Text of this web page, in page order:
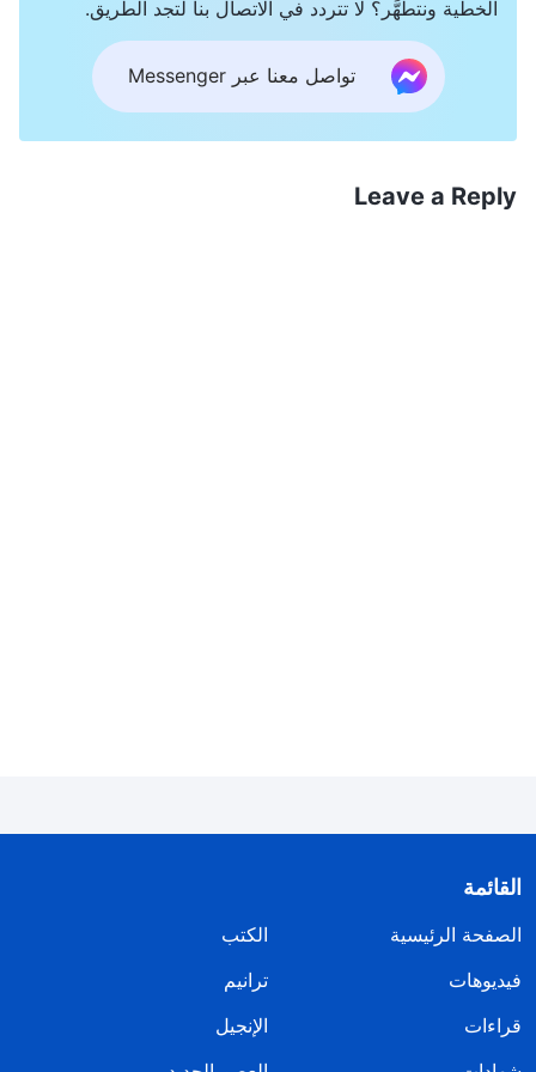
تتحدث عن ذلك علنًا، بل دلِّلْ على حبّك لله من خلال
الممارسة الفعلية، وصلِّ له بقلب صادق. إن الذين
يستخدمون فقط الكلام للتعامل مع الله هم جميعهم
مراؤون! يتحدّث البعض، في كل صلاة، عن أنهم مدينون
الروح القدس. إن هؤلاء الناس تسيطر عليهم الطقوس
هذا الشخص أو ذاك، وتقوده إلى الخلاص، ولكنك في
النهاية لا تزال تعيش بحسب القواعد والعقائد، فلا يمكنك
إذًا أن تمجّد الله. إن هذا النوع من الناس متديّن ومرائي
أيضًا.
الخطية ونتطهَّر؟ لا تتردد في الاتصال بنا لتجد الطريق.
تواصل معنا عبر Messenger
Leave a Reply
القائمة
الصفحة الرئيسية
الكتب
فيديوهات
ترانيم
قراءات
الإنجيل